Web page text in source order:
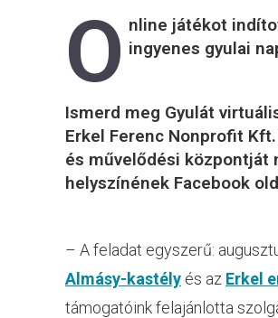
O nline játékot
ingyenes gyulai
Ismerd meg Gyulát
Erkel Ferenc Nonprofit
és művelődési
helyszínének Facebook
– A feladat egyszerű:
Almásy-kastély és az Erkel
támogatóink felajánlotta